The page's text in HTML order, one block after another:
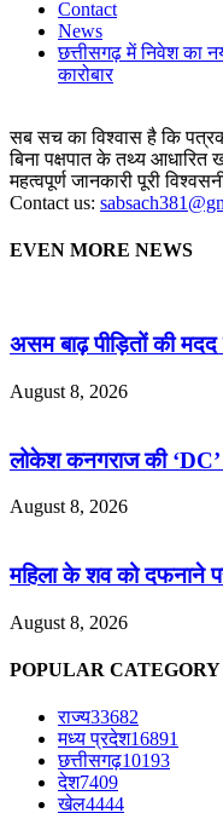
Contact
News
छत्तीसगढ़ में निवेश का
कारोबार
सब सच का विश्वास है कि
बिना पक्षपात के तथ्य
महत्वपूर्ण जानकारी पूरी
Contact us:
EVEN MORE NEWS
असम बाढ़ पीड़ितों की
August 8, 2026
लोकेश कनगराज की
August 8, 2026
महिला के शव को दफनाने
August 8, 2026
POPULAR CATEGORY
राज्य33682
मध्य प्रदेश16891
छत्तीसगढ़10193
देश7409
खेल4444